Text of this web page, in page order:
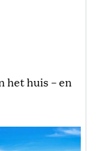
het huis – en